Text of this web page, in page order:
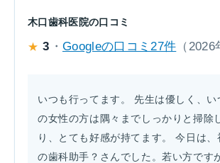
木口歯科医院の口コミ
★ 3 ・ Googleの口コミ27件 （
いつも行ってます。 先生は優しく、い
の女性の方は隅々までしっかりと掃除
り、とても好感が持てます。 今日は、
の歯科助手？さんでした。若い方です